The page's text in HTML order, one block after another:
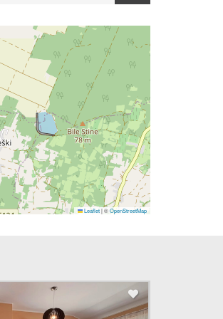
Leaflet|©OpenStreetMap